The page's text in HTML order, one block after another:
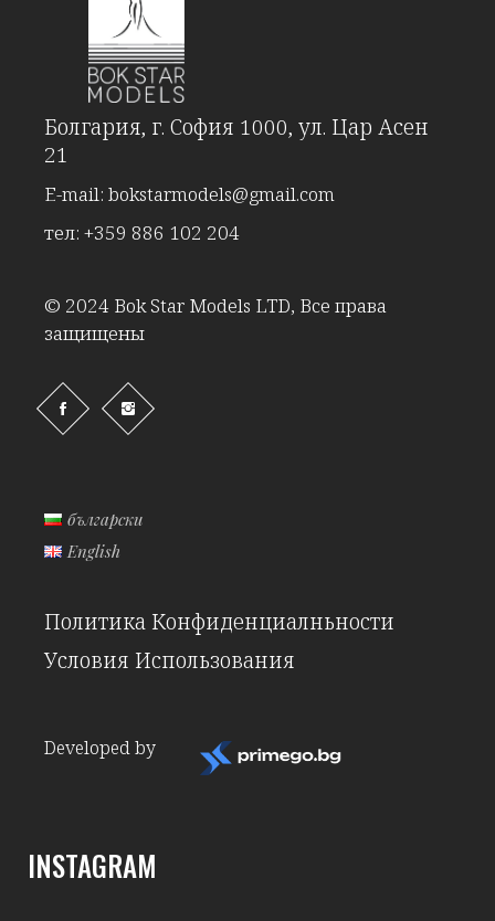
Болгария, г. София 1000, ул. Цар Асен
21
E-mail: bokstarmodels@gmail.com
тел: +359 886 102 204
© 2024 Bok Star Models LTD, Все права
защищены
български
English
Политика Конфиденциалньности
Условия Использования
Developed by
INSTAGRAM